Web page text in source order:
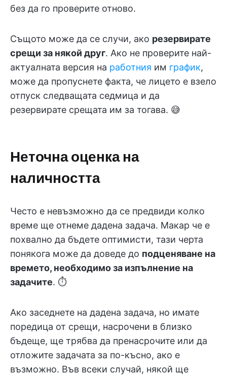
без да го проверите отново.
Същото може да се случи, ако резервирате
срещи за някой друг. Ако не проверите най-
актуалната версия на работния им график,
може да пропуснете факта, че лицето е взело
отпуск следващата седмица и да
резервирате срещата им за тогава. 😅
Неточна оценка на
наличността
Често е невъзможно да се предвиди колко
време ще отнеме дадена задача. Макар че е
похвално да бъдете оптимисти, тази черта
понякога може да доведе до подценяване на
времето, необходимо за изпълнение на
задачите. ⏱️
Ако заседнете на дадена задача, но имате
поредица от срещи, насрочени в близко
бъдеще, ще трябва да пренасрочите или да
отложите задачата за по-късно, ако е
възможно. Във всеки случай, някой ще